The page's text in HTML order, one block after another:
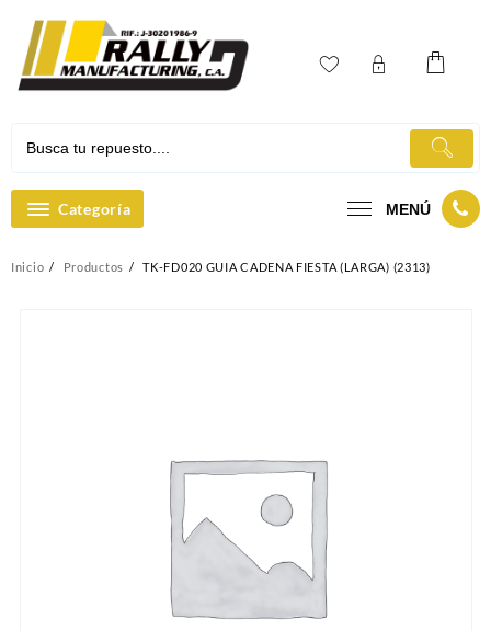
contenido
Categoría MENÚ
Inicio Productos TK-FD020 GUIA CADENA FIESTA (LARGA) (2313)